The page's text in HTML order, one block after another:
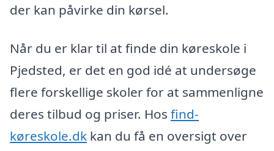
der kan påvirke din kørsel.
Når du er klar til at finde din køreskole i
Pjedsted, er det en god idé at undersøge
flere forskellige skoler for at sammenligne
deres tilbud og priser. Hos find-
køreskole.dk kan du få en oversigt over